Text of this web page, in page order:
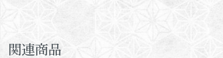
関連商品